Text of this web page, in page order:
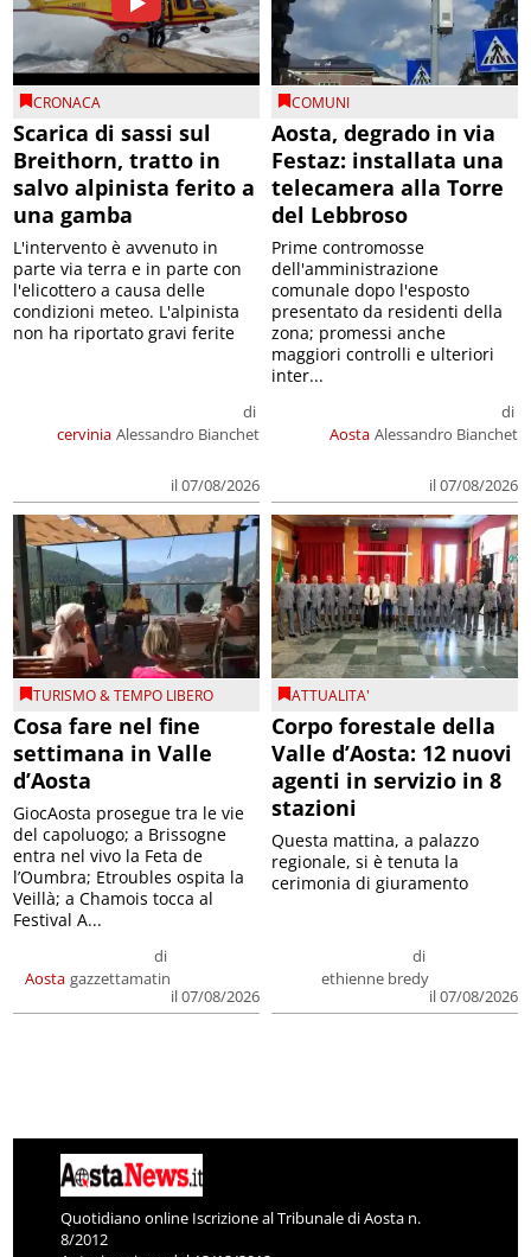
CRONACA
Scarica di sassi sul
Breithorn, tratto in
salvo alpinista ferito a
una gamba
cervinia
di
Alessandro Bianchet
il 07/08/2026
L'intervento è avvenuto in
parte via terra e in parte con
l'elicottero a causa delle
condizioni meteo. L'alpinista
non ha riportato gravi ferite
COMUNI
Aosta, degrado in via
Festaz: installata una
telecamera alla Torre
del Lebbroso
Aosta
di
Alessandro Bianchet
il 07/08/2026
Prime contromosse
dell'amministrazione
comunale dopo l'esposto
presentato da residenti della
zona; promessi anche
maggiori controlli e ulteriori
inter...
TURISMO & TEMPO LIBERO
Cosa fare nel fine
settimana in Valle
d’Aosta
Aosta
di
gazzettamatin
il 07/08/2026
GiocAosta prosegue tra le vie
del capoluogo; a Brissogne
entra nel vivo la Feta de
l’Oumbra; Etroubles ospita la
Veillà; a Chamois tocca al
Festival A...
ATTUALITA'
Corpo forestale della
Valle d’Aosta: 12 nuovi
agenti in servizio in 8
stazioni
di
ethienne bredy
il 07/08/2026
Questa mattina, a palazzo
regionale, si è tenuta la
cerimonia di giuramento
Quotidiano online Iscrizione al Tribunale di Aosta n.
8/2012